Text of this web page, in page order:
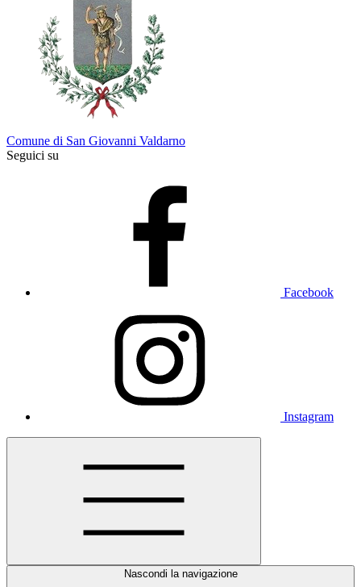
Comune di San Giovanni Valdarno
Seguici su
Facebook
Instagram
Nascondi la navigazione